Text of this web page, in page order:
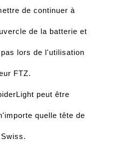
de continuer à
de la batterie et
lors de l'utilisation
FTZ.
peut être
quelle tête de